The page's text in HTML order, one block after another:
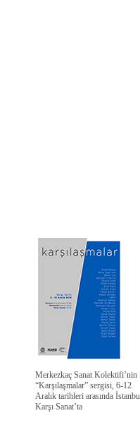
Merkezkaç Sanat Kolektifi’nin
“Karşılaşmalar” sergisi, 6-12
Aralık tarihleri arasında
Karşı Sanat’ta